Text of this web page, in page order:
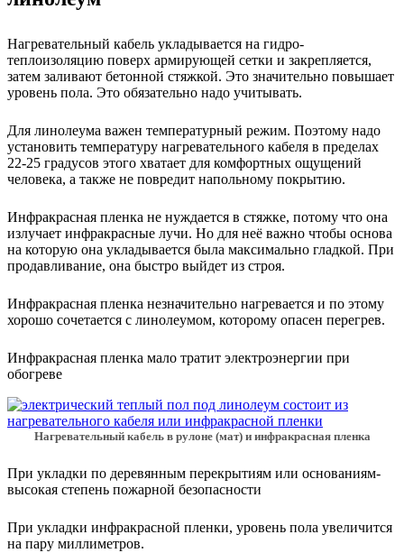
Нагревательный кабель укладывается на гидро-
теплоизоляцию поверх армирующей сетки и закрепляется,
затем заливают бетонной стяжкой. Это значительно повышает
уровень пола. Это обязательно надо учитывать.
Для линолеума важен температурный режим. Поэтому надо
установить температуру нагревательного кабеля в пределах
22-25 градусов этого хватает для комфортных ощущений
человека, а также не повредит напольному покрытию.
Инфракрасная пленка не нуждается в стяжке, потому что она
излучает инфракрасные лучи. Но для неё важно чтобы основа
на которую она укладывается была максимально гладкой. При
продавливание, она быстро выйдет из строя.
Инфракрасная пленка незначительно нагревается и по этому
хорошо сочетается с линолеумом, которому опасен перегрев.
Инфракрасная пленка мало тратит электроэнергии при
обогреве
Нагревательный кабель в рулоне (мат) и инфракрасная пленка
При укладки по деревянным перекрытиям или основаниям-
высокая степень пожарной безопасности
При укладки инфракрасной пленки, уровень пола увеличится
на пару миллиметров.